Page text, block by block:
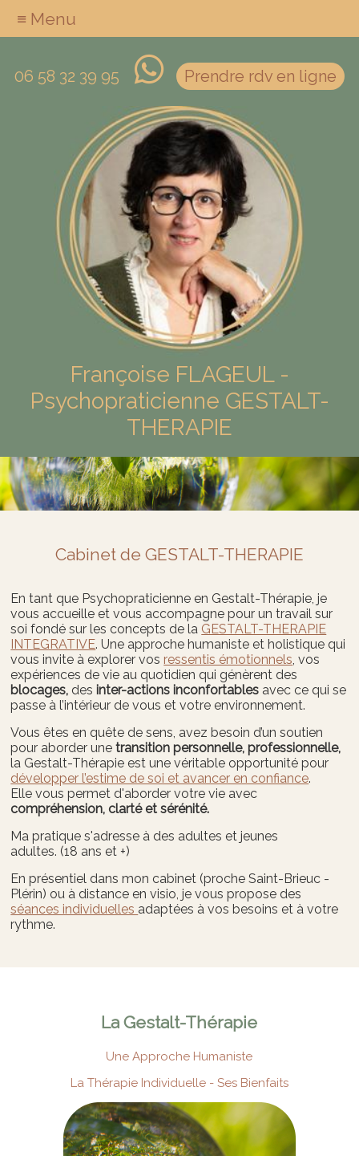
06 58 32 39 95 Prendre rdv en ligne
Françoise FLAGEUL -
Psychopraticienne GESTALT-
THERAPIE
≡ Menu
Cabinet de GESTALT-THERAPIE
En tant que Psychopraticienne en Gestalt-Thérapie, je
vous accueille et vous accompagne pour un travail sur
soi fondé sur les concepts de la GESTALT-THERAPIE
INTEGRATIVE. Une approche humaniste et holistique qui
vous invite à explorer vos ressentis émotionnels, vos
expériences de vie au quotidien qui génèrent des
blocages, des inter-actions inconfortables avec ce qui se
passe à l’intérieur de vous et votre environnement.
Vous êtes en quête de sens, avez besoin d’un soutien
pour aborder unetransition personnelle, professionnelle,
la Gestalt-Thérapie est une véritable opportunité pour
développer l’estime de soi et avancer en confiance.
Elle vous permet d'aborder votre vie avec
compréhension, clarté et sérénité.
Ma pratique s'adresse à des adultes et jeunes
adultes. (18 ans et +)
En présentiel dans mon cabinet (proche Saint-Brieuc -
Plérin) ou à distance en visio, je vous propose des
séances individuelles adaptées à vos besoins et à votre
rythme.
La Gestalt-Thérapie
Une Approche Humaniste
La Thérapie Individuelle - Ses Bienfaits